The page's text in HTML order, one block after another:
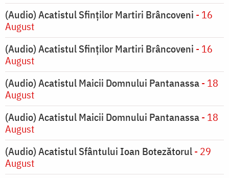
(Audio) Acatistul Sfinților Martiri Brâncoveni - 16
August
(Audio) Acatistul Sfinților Martiri Brâncoveni - 16
August
(Audio) Acatistul Maicii Domnului Pantanassa- 18
August
(Audio) Acatistul Maicii Domnului Pantanassa- 18
August
(Audio) Acatistul Sfântului Ioan Botezătorul- 29
August